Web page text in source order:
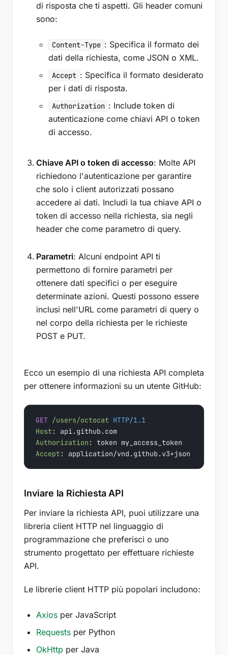
di risposta che ti aspetti. Gli header comuni
sono:
Content-Type : Specifica il formato dei
dati della richiesta, come JSON o XML.
Accept : Specifica il formato desiderato
per i dati di risposta.
Authorization : Include token di
autenticazione come chiavi API o token
di accesso.
Chiave API o token di accesso: Molte API
richiedono l'autenticazione per garantire
che solo i client autorizzati possano
accedere ai dati. Includi la tua chiave API o
token di accesso nella richiesta, sia negli
header che come parametro di query.
Parametri: Alcuni endpoint API ti
permettono di fornire parametri per
ottenere dati specifici o per eseguire
determinate azioni. Questi possono essere
inclusi nell'URL come parametri di query o
nel corpo della richiesta per le richieste
POST e PUT.
Ecco un esempio di una richiesta API completa
per ottenere informazioni su un utente GitHub:
GET /users/octocat HTTP/1.1
Host :
Authorization :
Accept :
Inviare la Richiesta API
Per inviare la richiesta API, puoi utilizzare una
libreria client HTTP nel linguaggio di
programmazione che preferisci o uno
strumento progettato per effettuare richieste
API.
Le librerie client HTTP più popolari includono:
Axios per JavaScript
Requests per Python
OkHttp per Java